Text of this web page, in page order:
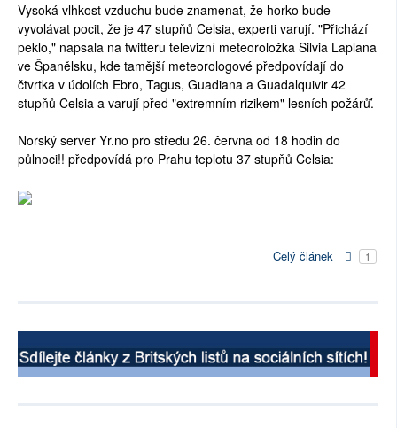
Vysoká vlhkost vzduchu bude znamenat, že horko bude
vyvolávat pocit, že je 47 stupňů Celsia, experti varují. "Přichází
peklo," napsala na twitteru televizní meteoroložka Silvia Laplana
ve Španělsku, kde tamější meteorologové předpovídají do
čtvrtka v údolích Ebro, Tagus, Guadiana a Guadalquivir 42
stupňů Celsia a varují před "extremním rizikem" lesních požárů.̈́
Norský server Yr.no pro středu 26. června od 18 hodin do
půlnoci!! předpovídá pro Prahu teplotu 37 stupňů Celsia:
Celý článek 1